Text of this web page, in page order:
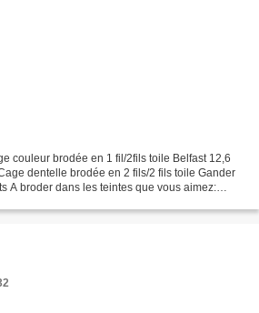
couleur brodée en 1 fil/2fils toile Belfast 12,6
dentelle brodée en 2 fils/2 fils toile Gander
A broder dans les teintes que vous aimez: